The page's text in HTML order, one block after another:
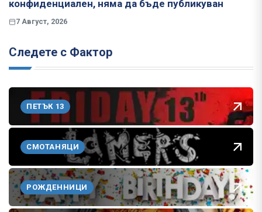
конфиденциален, няма да бъде публикуван
7 Август, 2026
Следете с Фактор
ПЕТЪК 13
СМОТАНЯЦИ
РОЖДЕННИЦИ